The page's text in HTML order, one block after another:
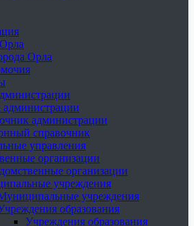
Орла
администрации
справочник
управления
организации
организации
учреждения
учреждения
образования
Учреждения образования